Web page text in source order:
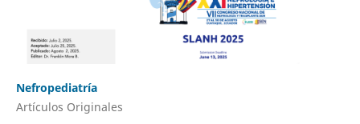
Nefropediatría
Artículos Originales